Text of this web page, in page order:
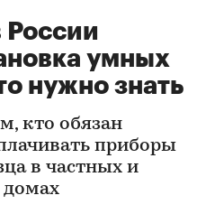
России
умных
нужно знать
кто обязан
приборы
в частных и